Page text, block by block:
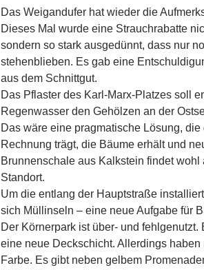
Das Weigandufer hat wieder die
Dieses Mal wurde eine Strauchrabatte
sondern so stark ausgedünnt, dass nur
stehenblieben. Es gab eine
aus dem Schnittgut.
Das Pflaster des Karl-Marx-Platzes soll
Regenwasser den Gehölzen an der
Das wäre eine pragmatische Lösung, die
Rechnung trägt, die Bäume erhält und
Brunnenschale aus Kalkstein findet wohl
Standort.
Um die entlang der Hauptstraße
sich Müllinseln – eine neue Aufgabe für
Der Körnerpark ist über- und
eine neue Deckschicht. Allerdings
Farbe. Es gibt neben gelbem